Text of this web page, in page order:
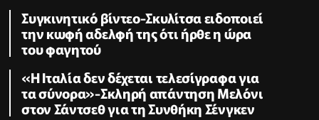
Συγκινητικό βίντεο-Σκυλίτσα ειδοποιεί
την κωφή αδελφή της ότι ήρθε η ώρα
του φαγητού
«Η Ιταλία δεν δέχεται τελεσίγραφα για
τα σύνορα»-Σκληρή απάντηση Μελόνι
στον Σάντσεθ για τη Συνθήκη Σένγκεν